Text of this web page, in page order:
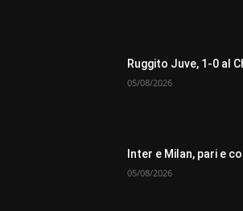
Ruggito Juve, 1-0 al
05/08/2026
Inter e Milan, pari e
05/08/2026